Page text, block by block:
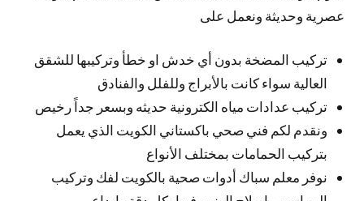
عصرية وحديثة ونعمل على
تركيب المضخة بدون أي خدش او خطأ وتركيبها للشقق
العالية سواء كانت بالأبراج وللفلل والفنادق
تركيب عدادات مياه الكترونية حديثه وبسعر جداً رخيص
ونقدم لكم فني صحي باكستاني الكويت الذي يعمل
بتركيب الحمامات بمختلف الأنواع
نوفر معلم سباك أدوات صحية بالكويت لفك وتركيب